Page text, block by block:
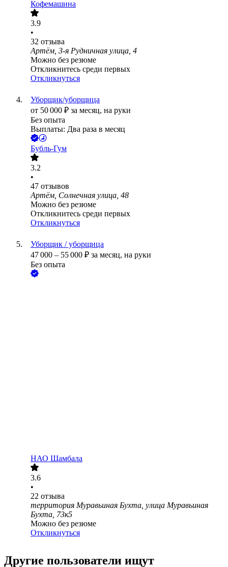
Кофемашина
3.9
•
32 отзыва
Артём, 3-я Рудничная улица, 4
Можно без резюме
Откликнитесь среди первых
Откликнуться
Уборщик/уборщица
от 50 000 ₽ за месяц, на руки
Без опыта
Выплаты: Два раза в месяц
Бубль-Гум
3.2
•
47 отзывов
Артём, Солнечная улица, 48
Можно без резюме
Откликнитесь среди первых
Откликнуться
Уборщик / уборщица
47 000 – 55 000 ₽ за месяц, на руки
Без опыта
НАО Шамбала
3.6
•
22 отзыва
территория Муравьиная Бухта, улица Муравьиная
Бухта, 73к5
Можно без резюме
Откликнуться
Другие пользователи ищут